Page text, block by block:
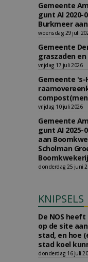
Gemeente
gunt AI 2020-
Burkmeer
woensdag 29 juli
Gemeente
graszaden
vrijdag 17 juli 2026
Gemeente
vrijdag 10 juli 2026
Gemeente
gunt AI
aan
Scholman
donderdag 25 juni
KNIPSELS
De NOS heeft
op de site
stad, en hoe
stad koel
donderdag 16 juli